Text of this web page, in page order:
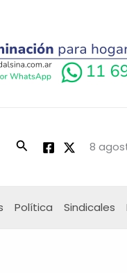
Buscar 8
Política Sindicales